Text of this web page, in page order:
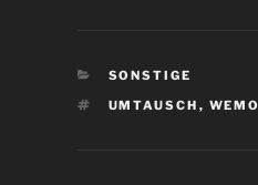
KATEGORIEN
SONSTIGE
SCHLAGWÖRTER
UMTAUSCH , WEMO